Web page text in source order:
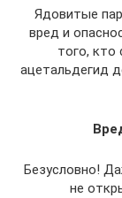
Ядовитые
вред и
того, кто
ацетальдегид
Безусловно!
не